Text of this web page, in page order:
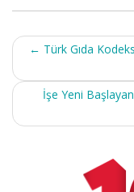
Post
navigation
← Türk Gıda
İşe Yeni